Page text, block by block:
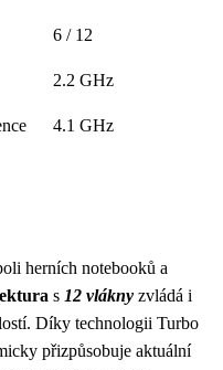
6 / 12
2.2 GHz
4.1 GHz
herních notebooků a
s 12 vlákny zvládá i
Díky technologii Turbo
přizpůsobuje aktuální